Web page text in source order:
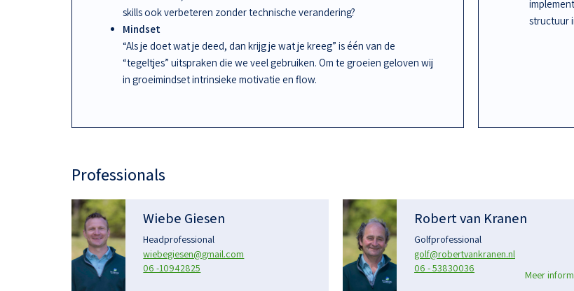
skills ook verbeteren zonder technische verandering?
Mindset
“Als je doet wat je deed, dan krijg je wat je kreeg” is één van de
“tegeltjes” uitspraken die we veel gebruiken. Om te groeien geloven wij
in groeimindset intrinsieke motivatie en flow.
structuur
Professionals
Wiebe Giesen
Headprofessional
wiebegiesen@gmail.com
06 -10942825
Robert van Kranen
Golfprofessional
golf@robertvankranen.nl
06 - 53830036
Meer